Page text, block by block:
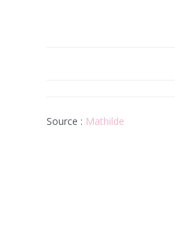
Source : Mathilde